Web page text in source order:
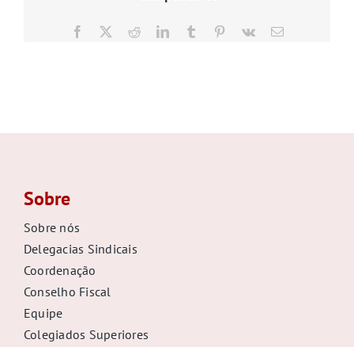
Facebook RedditLinkedInTumblr Pinterest
Vk
E-
Sobre
Sobre nós
Delegacias Sindicais
Coordenação
Conselho Fiscal
Equipe
Colegiados Superiores